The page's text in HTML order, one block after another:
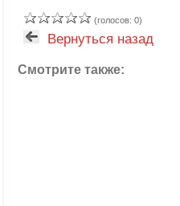
(голосов: 0)
Вернуться назад
Смотрите также: